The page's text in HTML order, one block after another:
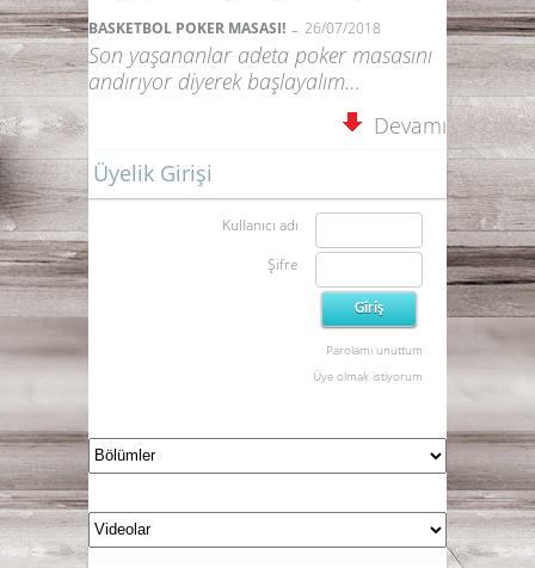
BASKETBOL POKER MASASI! - 26/07/2018
Son yaşananlar adeta poker masasını
andırıyor diyerek başlayalım…
Devamı
Üyelik Girişi
Kullanıcı adı
Şifre
Parolamı unuttum
Üye olmak istiyorum